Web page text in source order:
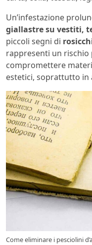
Un’infestazione
giallastre su vestiti,
piccoli segni di
rappresenti un rischio
compromettere
estetici, soprattutto in
Come eliminare i pesciolini